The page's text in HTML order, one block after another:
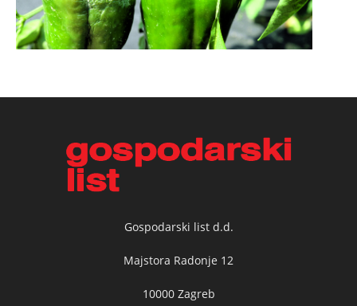
Gospodarski list d.d.
Majstora Radonje 12
10000 Zagreb